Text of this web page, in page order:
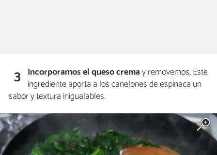
3 Incorporamos el queso cremay removemos. Este
ingrediente aporta a los canelones de espinaca un
sabor y textura inigualables.